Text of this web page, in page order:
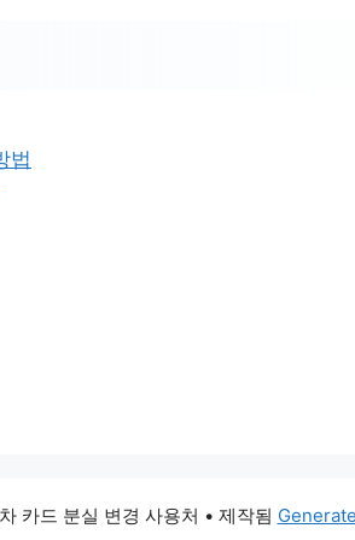
법
카드 분실 변경 사용처 • 제작됨